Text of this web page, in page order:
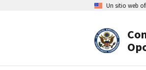
Un sitio web